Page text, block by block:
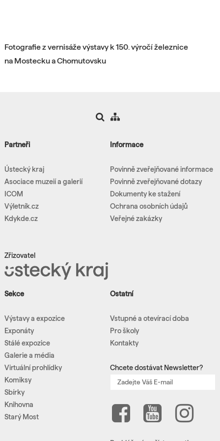
Fotografie z vernisáže výstavy k 150. výročí železnice
na Mostecku a Chomutovsku
Partneři
Ústecký kraj
Asociace muzeií a galerií
ICOM
Výletník.cz
Kdykde.cz
Zřizovatel
Informace
Povinně zveřejňované informace
Povinně zveřejňované dotazy
Dokumenty ke stažení
Ochrana osobních údajů
Veřejné zakázky
Sekce
Výstavy a expozice
Exponáty
Stálé expozice
Galerie a média
Virtuální prohlídky
Komiksy
Sbírky
Knihovna
Starý Most
Ostatní
Vstupné a otevírací doba
Pro školy
Kontakty
Chcete dostávat Newsletter?